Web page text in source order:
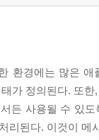
환경에는 많은
가 정의된다. 또
든 사용될 수 있
리된다. 이것이 메